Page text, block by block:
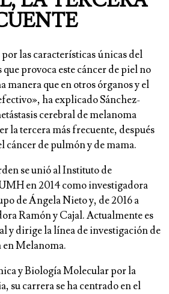
las características únicas del
provoca este cáncer de piel no
manera que en otros órganos y el
ha explicado Sánchez-
cerebral de melanoma
la tercera más frecuente, después
cáncer de pulmón y de mama.
se unió al Instituto de
en 2014 como investigadora
de Ángela Nieto y, de 2016 a
Ramón y Cajal. Actualmente es
y dirige la línea de investigación de
Melanoma.
y Biología Molecular por la
su carrera se ha centrado en el